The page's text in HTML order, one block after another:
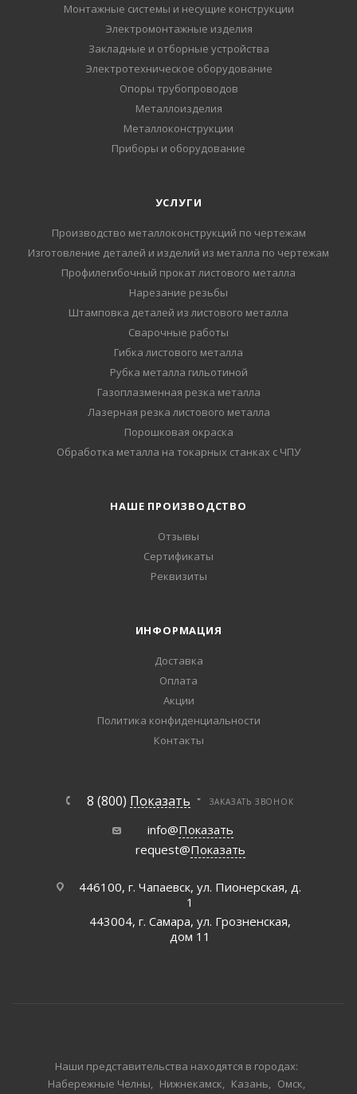
Монтажные системы и несущие конструкции
Электромонтажные изделия
Закладные и отборные устройства
Электротехническое оборудование
Опоры трубопроводов
Металлоизделия
Металлоконструкции
Приборы и оборудование
УСЛУГИ
Производство металлоконструкций по чертежам
Изготовление деталей и изделий из металла по чертежам
Профилегибочный прокат листового металла
Нарезание резьбы
Штамповка деталей из листового металла
Сварочные работы
Гибка листового металла
Рубка металла гильотиной
Газоплазменная резка металла
Лазерная резка листового металла
Порошковая окраска
Обработка металла на токарных станках с ЧПУ
НАШЕ ПРОИЗВОДСТВО
Отзывы
Сертификаты
Реквизиты
ИНФОРМАЦИЯ
Доставка
Оплата
Акции
Политика конфиденциальности
Контакты
8 (800) Показать ЗАКАЗАТЬ ЗВОНОК
info@Показать
request@Показать
446100, г. Чапаевск, ул. Пионерская, д.
1
443004, г. Самара, ул. Грозненская,
дом 11
Наши представительства находятся в городах:
Набережные Челны
Нижнекамск Казань Омск